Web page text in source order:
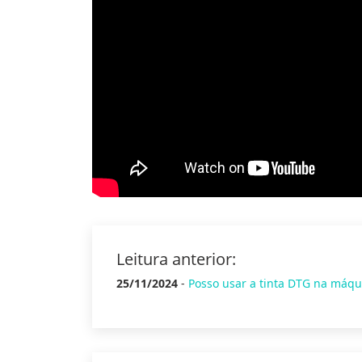
Leitura anterior:
25/11/2024 - Posso usar a tinta DTG na